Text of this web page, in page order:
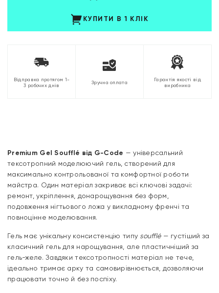
КУПИТИ В 1 КЛІК
Відправка протягом 1-
3 робочих днів
Зручна оплата
Гарантія якості від
виробника
Premium Gel Soufflé від G-Code — універсальний
тексотропний моделюючий гель, створений для
максимально контрольованої та комфортної роботи
майстра. Один матеріал закриває всі ключові задачі:
ремонт, укріплення, донарощування без форм,
подовження нігтьового ложа у викладному френчі та
повноцінне моделювання.
Гель має унікальну консистенцію типу soufflé— густіший за
класичний гель для нарощування, але пластичніший за
гель-желе. Завдяки тексотропності матеріал не тече,
ідеально тримає арку та самовирівнюється, дозволяючи
працювати точно й без поспіху.